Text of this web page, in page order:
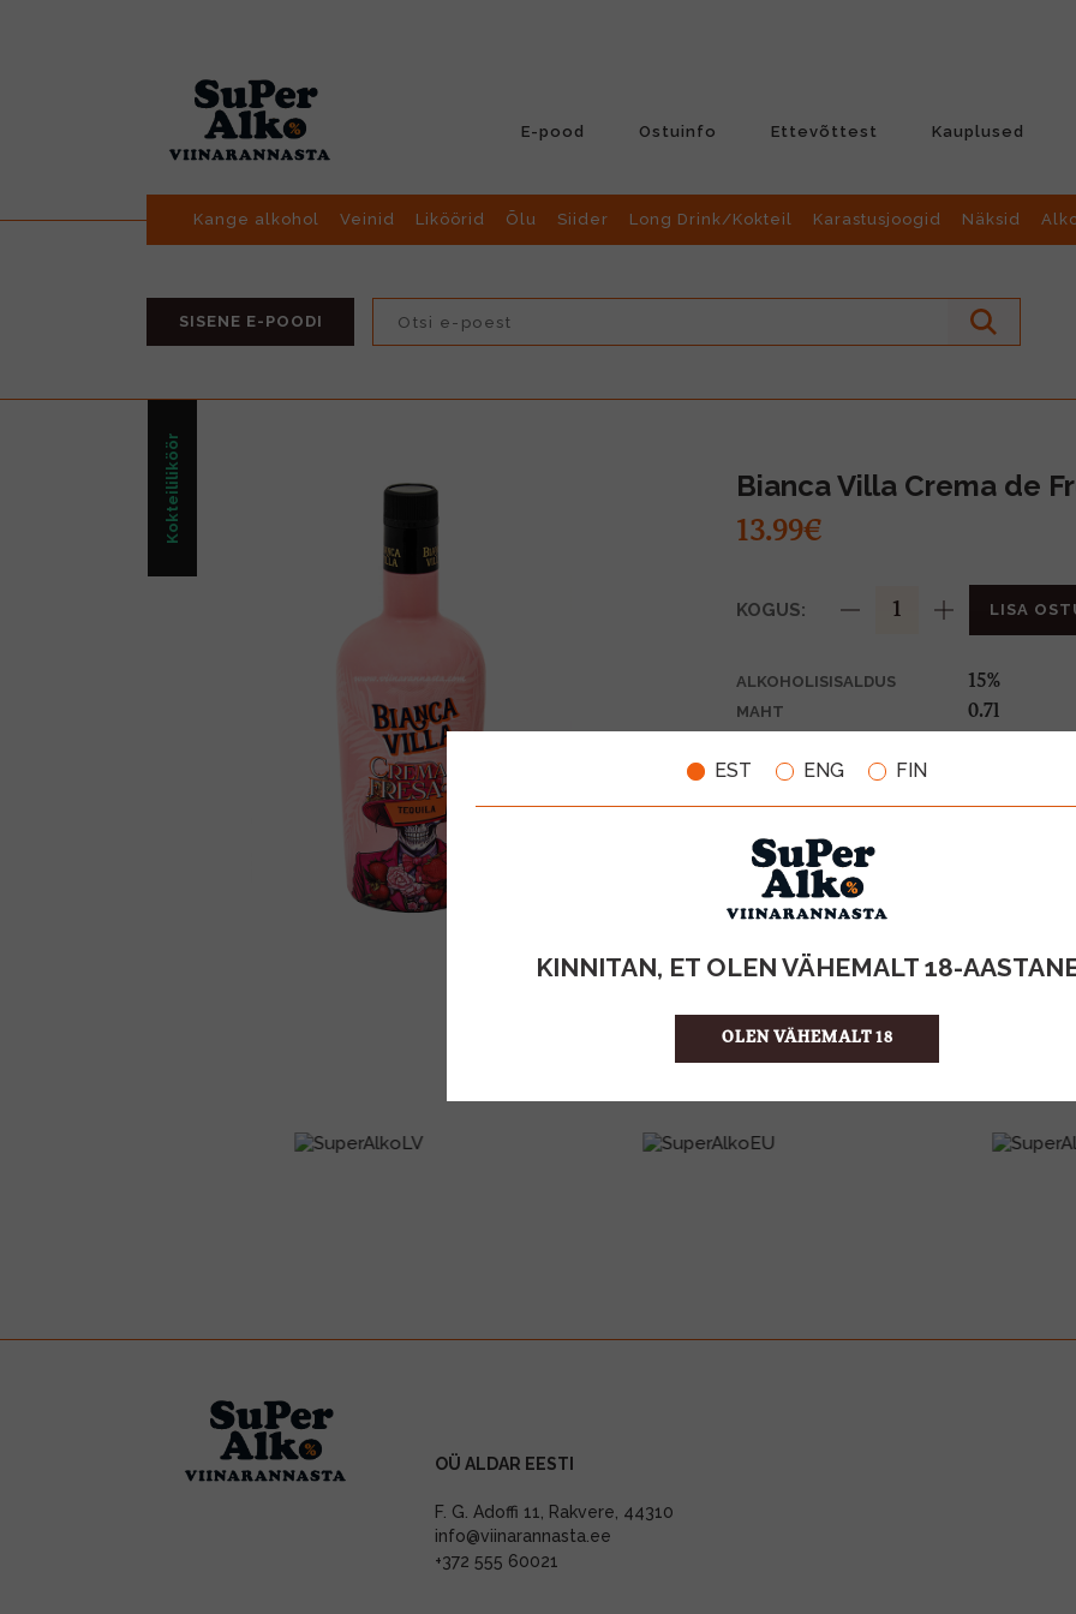
EST ENG FIN
KINNITAN, ET OLEN VÄHEMALT 18-
OLEN VÄHEMALT 18
E-pood Ostuinfo Ettevõttest Kauplused
Kange alkohol Veinid Liköörid Õlu Siider Long Drink/Kokteil Karastusjoogid Näksid
SISENE E-POODI
Kokteililiköör Bianca Villa Crema de
13.99€
KOGUS: LISA
ALKOHOLISISALDUS 15%
MAHT 0.7l
TOOTE LIIK
ÜHIKU HIND
KOGUS KASTIS
OÜ ALDAR EESTI
F. G. Adoffi 11, Rakvere, 44310
info@viinarannasta.ee
+372 555 60021